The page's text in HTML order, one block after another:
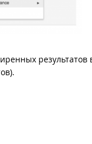
результатов